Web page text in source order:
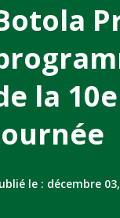
la 10e
le : décembre